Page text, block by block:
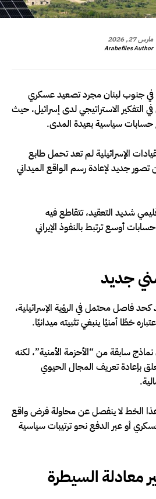
مارس 27, 2026
Arabefiles Author
في جنوب لبنان مجرد تصعيد عسكري
التفكير الاستراتيجي لدى إسرائيل، حيث
حسابات سياسية بعيدة المدى.
الإسرائيلية لم تعد تحمل طابع
جديد لإعادة رسم الواقع الميداني
شديد التعقيد، تتقاطع فيه
أوسع ترتبط بالنفوذ الإيراني
جديد
كحد فاصل محتمل في الرؤية الإسرائيلية،
خطًا أمنيًا ينبغي تثبيته ميدانيًا.
سابقة من “الأحزمة الأمنية”، لكنه
بإعادة تعريف المجال الحيوي
الخط لا ينفصل عن محاولة فرض واقع
أو عبر الدفع نحو ترتيبات سياسية
معادلة السيطرة